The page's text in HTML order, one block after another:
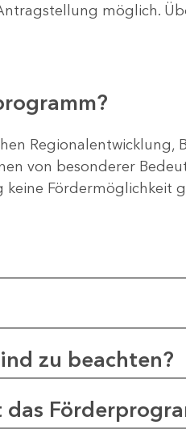
möglich.
von besonderer
keine Fördermöglichkeit
zu beachten?